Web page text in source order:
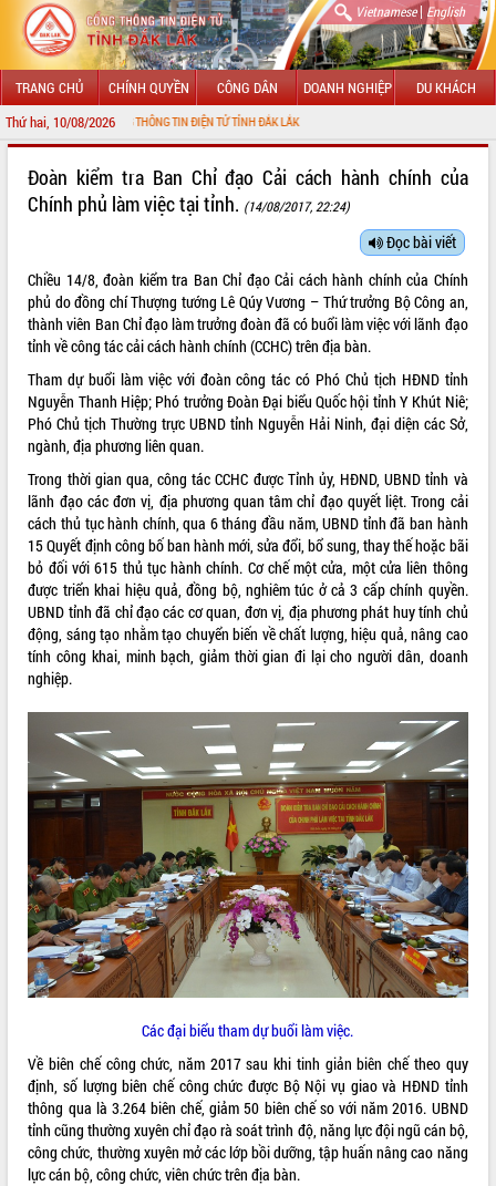
Vietnamese| English
TRANG CHỦ CHÍNH QUYỀN CÔNG DÂN DOANH NGHIỆP DU KHÁCH
Thứ hai, 10/08/2026
VỚI CỔNG THÔNG TIN ĐIỆN TỬ TỈNH ĐẮK LẮK
LÃNH ĐẠO UBND TỈNH
SỞ, BAN, NGÀNH
UBND CÁC XÃ, PHƯỜNG
THÔNG TIN CHỈ ĐẠO ĐIỀU HÀNH
HỆ THỐNG VĂN BẢN
VĂN BẢN HĐND TỈNH
ĐIỂM TIN VĂN BẢN
QUY HOẠCH - KẾ HOẠCH
Loading the player...
Trailer Lễ hội Sầu riêng Đắk Lắk năm
2026
Khám bệnh, cấp phát thuốc miễn phí
và tặng quà người dân xã Cư Pui
Đoàn kiểm tra Ban Chỉ đạo Cải cách hành chính của
Chính phủ làm việc tại tỉnh. (14/08/2017, 22:24)
Đọc bài viết
Chiều 14/8, đoàn kiểm tra Ban Chỉ đạo Cải cách hành chính của Chính
phủ do đồng chí Thượng tướng Lê Qúy Vương – Thứ trưởng Bộ Công an,
thành viên Ban Chỉ đạo làm trưởng đoàn đã có buổi làm việc với lãnh đạo
tỉnh về công tác cải cách hành chính (CCHC) trên địa bàn.
Tham dự buổi làm việc với đoàn công tác có Phó Chủ tịch HĐND tỉnh
Nguyễn Thanh Hiệp; Phó trưởng Đoàn Đại biểu Quốc hội tỉnh Y Khút Niê;
Phó Chủ tịch Thường trực UBND tỉnh Nguyễn Hải Ninh, đại diện các Sở,
ngành, địa phương liên quan.
Trong thời gian qua, công tác CCHC được Tỉnh ủy, HĐND, UBND tỉnh và
lãnh đạo các đơn vị, địa phương quan tâm chỉ đạo quyết liệt. Trong cải
cách thủ tục hành chính, qua 6 tháng đầu năm, UBND tỉnh đã ban hành
15 Quyết định công bố ban hành mới, sửa đổi, bổ sung, thay thế hoặc bãi
bỏ đối với 615 thủ tục hành chính. Cơ chế một cửa, một cửa liên thông
được triển khai hiệu quả, đồng bộ, nghiêm túc ở cả 3 cấp chính quyền.
UBND tỉnh đã chỉ đạo các cơ quan, đơn vị, địa phương phát huy tính chủ
động, sáng tạo nhằm tạo chuyển biến về chất lượng, hiệu quả, nâng cao
tính công khai, minh bạch, giảm thời gian đi lại cho người dân, doanh
nghiệp.
Các đại biểu tham dự buổi làm việc.
Về biên chế công chức, năm 2017 sau khi tinh giản biên chế theo quy
định, số lượng biên chế công chức được Bộ Nội vụ giao và HĐND tỉnh
thông qua là 3.264 biên chế, giảm 50 biên chế so với năm 2016. UBND
tỉnh cũng thường xuyên chỉ đạo rà soát trình độ, năng lực đội ngũ cán bộ,
công chức, thường xuyên mở các lớp bồi dưỡng, tập huấn nâng cao năng
lực cán bộ, công chức, viên chức trên địa bàn.